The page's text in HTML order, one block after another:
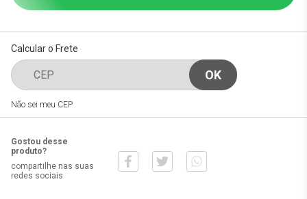
Calcular o Frete
Não sei meu CEP
Gostou desse
produto?
compartilhe nas suas
redes sociais